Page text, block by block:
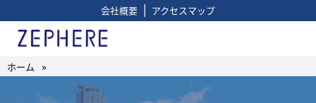
会社概要 | アクセスマップ
ホーム »